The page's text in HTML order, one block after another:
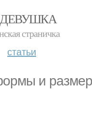
страничка
статьи
и